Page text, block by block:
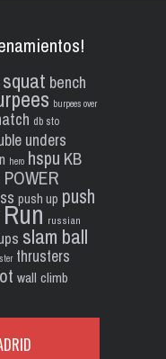
bench
burpees over
db sto
unders
hero hspu KB
POWER
push up push
Run russian
slam ball
thrusters
wall climb